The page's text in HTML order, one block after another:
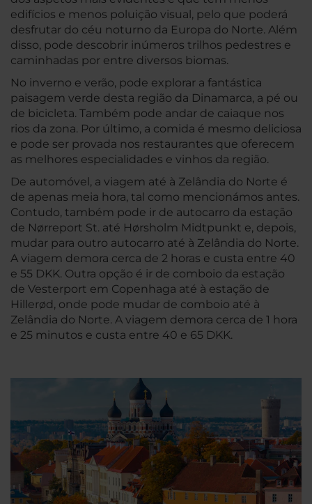
edifícios e menos poluição visual, pelo que poderá
desfrutar do céu noturno da Europa do Norte. Além
disso, pode descobrir inúmeros trilhos pedestres e
caminhadas por entre diversos biomas.
No inverno e verão, pode explorar a fantástica
paisagem verde desta região da Dinamarca, a pé ou
de bicicleta. Também pode andar de caiaque nos
rios da zona. Por último, a comida é mesmo deliciosa
e pode ser provada nos restaurantes que oferecem
as melhores especialidades e vinhos da região.
De automóvel, a viagem até à Zelândia do Norte é
de apenas meia hora, tal como mencionámos antes.
Contudo, também pode ir de autocarro da estação
de Nørreport St. até Hørsholm Midtpunkt e, depois,
mudar para outro autocarro até à Zelândia do Norte.
A viagem demora cerca de 2 horas e custa entre 40
e 55 DKK. Outra opção é ir de comboio da estação
de Vesterport em Copenhaga até à estação de
Hillerød, onde pode mudar de comboio até à
Zelândia do Norte. A viagem demora cerca de 1 hora
e 25 minutos e custa entre 40 e 65 DKK.